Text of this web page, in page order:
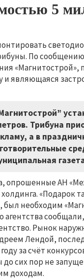
5
По
и являющаяся
Трибуна
а в
опрошенные АН
«Подарок
необходим
агентства
Рынок
Лендой,
за счёт
сих пор не
доходам.